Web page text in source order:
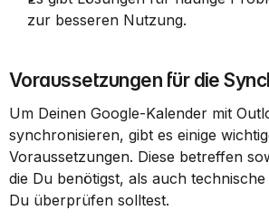
zur besseren Nutzung.
Voraussetzungen für die
Um Deinen Google-Kalender mit
synchronisieren, gibt es einige
Voraussetzungen. Diese betreffen
die Du benötigst, als auch
Du überprüfen solltest.